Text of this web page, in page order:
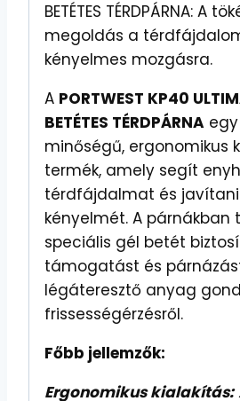
BETÉTES TÉRDPÁRNA: A
megoldás a
kényelmes mozgásra.
A PORTWEST KP40
BETÉTES TÉRDPÁRNA
minőségű, ergonomikus
termék, amely segít
térdfájdalmat és
kényelmét. A párnákban
speciális gél betét
támogatást és
légáteresztő anyag
frissességérzésről.
Főbb jellemzők:
Ergonomikus kialakítás: